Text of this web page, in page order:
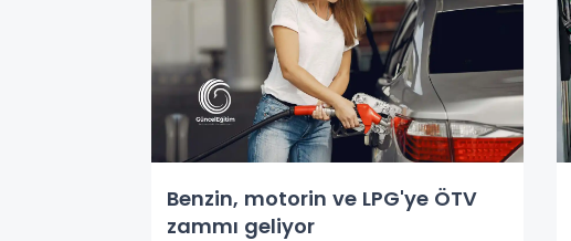
Benzin, motorin ve LPG'ye ÖTV
zammı geliyor